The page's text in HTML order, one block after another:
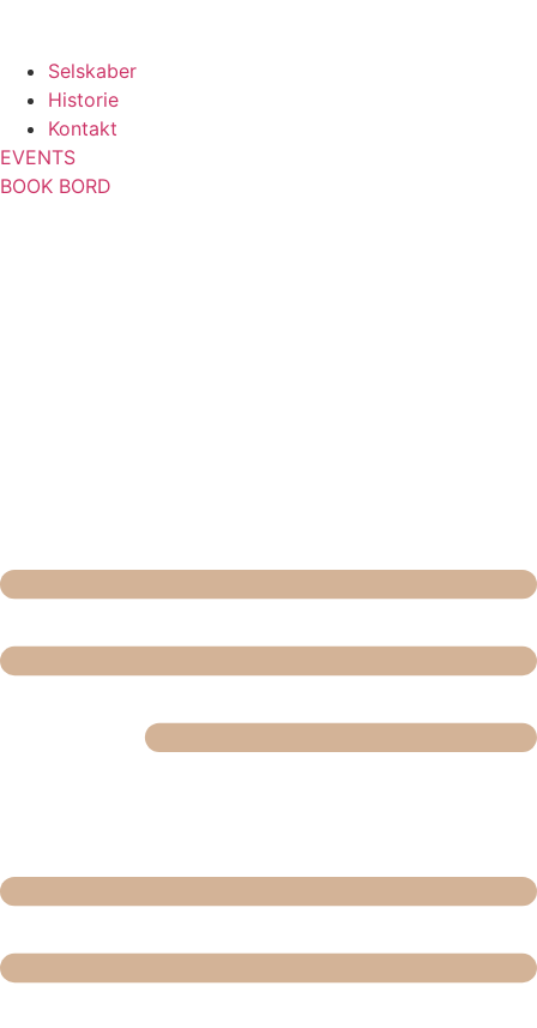
Selskaber
Historie
Kontakt
EVENTS
BOOK BORD